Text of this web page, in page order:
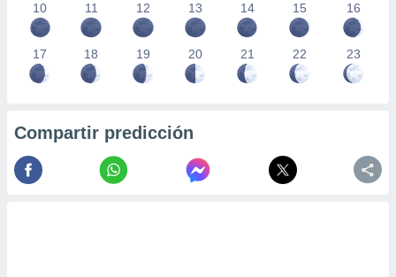
10
11 12 13 14 15 16
17 18 19 20 21 22 23
Compartir predicción